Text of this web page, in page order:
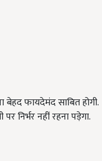
बेहद फायदेमंद साबित होगी.
निर्भर नहीं रहना पड़ेगा.